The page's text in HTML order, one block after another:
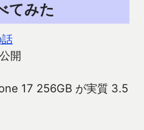
てみた
開
17 256GB が実質 3.5